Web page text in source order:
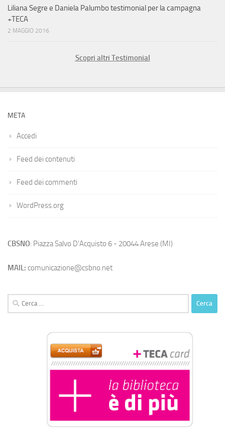
Liliana Segre e Daniela Palumbo testimonial per la campagna
+TECA
2 MAGGIO 2016
Scopri altri Testimonial
META
Accedi
Feed dei contenuti
Feed dei commenti
WordPress.org
CBSNO: Piazza Salvo D'Acquisto 6 - 20044 Arese (MI)
MAIL: comunicazione@csbno.net
Ricerca
per: